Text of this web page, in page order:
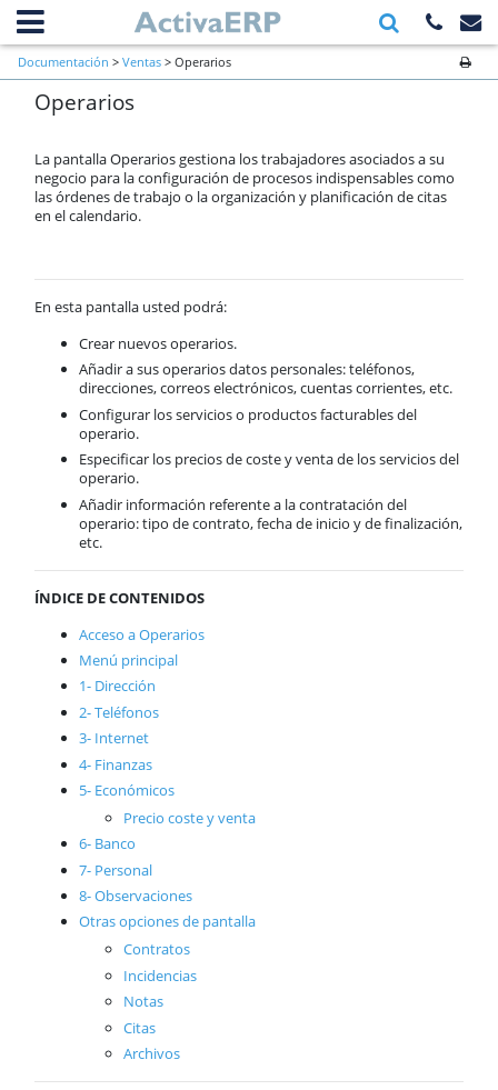
Información general
Primeros pasos a verificar al inicio
de una empresa
Contactos
Clientes
Presupuestos
Pedido de cliente
Cuotas periódicas
Previsión Semanal
Anticipos
Prioridad de aplicación de
descuentos
Prioridad de aplicación de tarifas
Precios especiales
U.D.S.
Vendedores
Rutas
Operarios
Maquinaria
Borrar documentos
Documentos recientes
Compras
Almacén
Producción
Órdenes de trabajo
Calendario
ActivaConnect
Business Intelligence
Funcionalidades comunes
Tablas
Documentación > Ventas > Operarios
Operarios
La pantalla Operarios gestiona los trabajadores asociados a su
negocio para la configuración de procesos indispensables como
las órdenes de trabajo o la organización y planificación de citas
en el calendario.
En esta pantalla usted podrá:
Crear nuevos operarios.
Añadir a sus operarios datos personales: teléfonos,
direcciones, correos electrónicos, cuentas corrientes, etc.
Configurar los servicios o productos facturables del
operario.
Especificar los precios de coste y venta de los servicios del
operario.
Añadir información referente a la contratación del
operario: tipo de contrato, fecha de inicio y de finalización,
etc.
ÍNDICE DE CONTENIDOS
Acceso a Operarios
Menú principal
1- Dirección
2- Teléfonos
3- Internet
4- Finanzas
5- Económicos
Precio coste y venta
6- Banco
7- Personal
8- Observaciones
Otras opciones de pantalla
Contratos
Incidencias
Notas
Citas
Archivos